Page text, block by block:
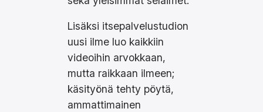
Lisäksi itsepalvelustudion
uusi ilme luo kaikkiin
videoihin arvokkaan,
mutta raikkaan ilmeen;
käsityönä tehty pöytä,
ammattimainen